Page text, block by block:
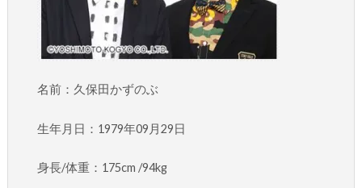
名前：久保田かずのぶ
生年月日：1979年09月29日
身長/体重：175cm /94kg